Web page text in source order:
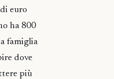
euro
ha 800
famiglia
dove
più